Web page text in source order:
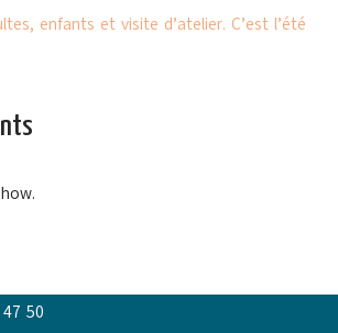
enfants et visite d’atelier. C’est l’été
50